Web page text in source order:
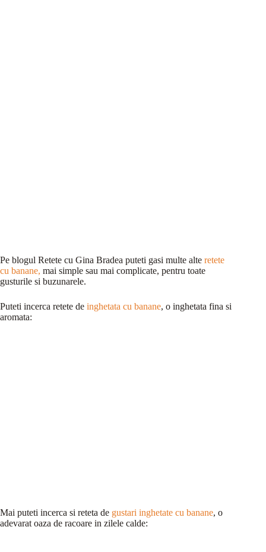
Pe blogul Retete cu Gina Bradea puteti gasi multe alte retete
cu banane, mai simple sau mai complicate, pentru toate
gusturile si buzunarele.
Puteti incerca retete de inghetata cu banane, o inghetata fina si
aromata:
Mai puteti incerca si reteta de gustari inghetate cu banane, o
adevarat oaza de racoare in zilele calde: